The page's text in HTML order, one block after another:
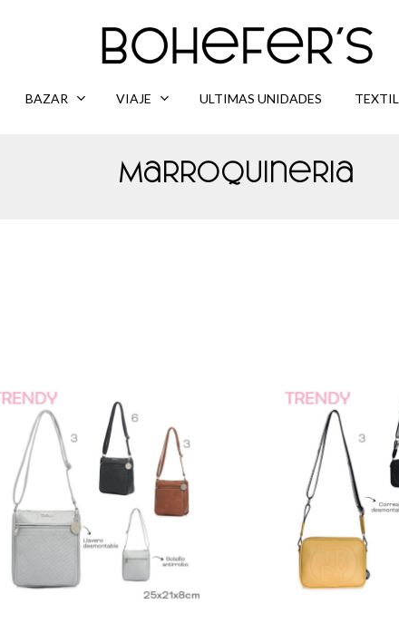
BAZAR VIAJE ULTIMAS UNIDADES TEXTIL
Marroquineria